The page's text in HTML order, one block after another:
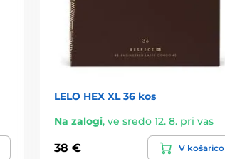
LELO HEX XL 36 kos
Na zalogi, ve sredo 12. 8. pri vas
38 € V košarico